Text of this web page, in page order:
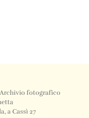
fotografico
a Cassì 27